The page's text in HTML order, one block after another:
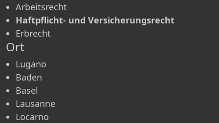
Arbeitsrecht
Haftpflicht- und Versicherungsrecht
Erbrecht
Ort
Lugano
Baden
Basel
Lausanne
Locarno